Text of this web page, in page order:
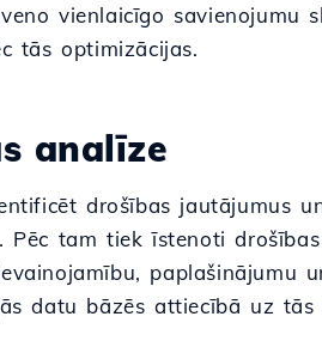
vienlaicīgo
tās optimizācijas.
analīze
drošības jautājumus
Pēc tam tiek īstenoti
paplašinājumu
datu bāzēs attiecībā uz